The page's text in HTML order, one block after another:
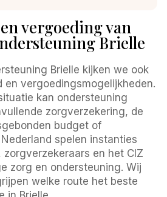
vergoeding van
Brielle
Brielle kijken we ook
en vergoedingsmogelijkheden.
kan ondersteuning
zorgverzekering, de
budget of
spelen instanties
en het CIZ
zorg en ondersteuning. Wij
welke route het beste